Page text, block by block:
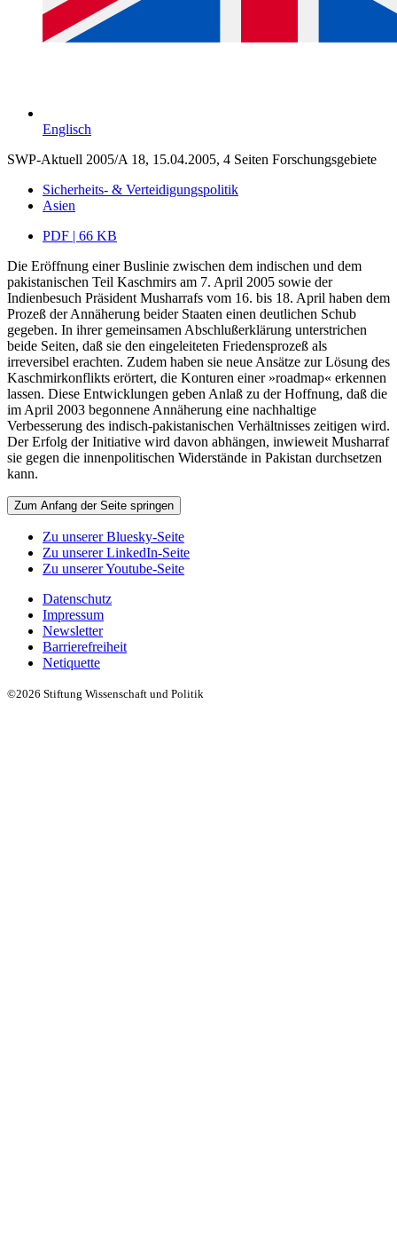
Englisch
SWP-Aktuell 2005/A 18, 15.04.2005, 4 Seiten Forschungsgebiete
Sicherheits- & Verteidigungspolitik
Asien
PDF | 66 KB
Die Eröffnung einer Buslinie zwischen dem indischen und dem
pakistanischen Teil Kaschmirs am 7. April 2005 sowie der
Indienbesuch Präsident Musharrafs vom 16. bis 18. April haben dem
Prozeß der Annäherung beider Staaten einen deutlichen Schub
gegeben. In ihrer gemeinsamen Abschlußerklärung unterstrichen
beide Seiten, daß sie den eingeleiteten Friedensprozeß als
irreversibel erachten. Zudem haben sie neue Ansätze zur Lösung des
Kaschmirkonflikts erörtert, die Konturen einer »roadmap« erkennen
lassen. Diese Entwicklungen geben Anlaß zu der Hoffnung, daß die
im April 2003 begonnene Annäherung eine nachhaltige
Verbesserung des indisch-pakistanischen Verhältnisses zeitigen wird.
Der Erfolg der Initiative wird davon abhängen, inwieweit Musharraf
sie gegen die innenpolitischen Widerstände in Pakistan durchsetzen
kann.
Zum Anfang der Seite springen
Zu unserer Bluesky-Seite
Zu unserer LinkedIn-Seite
Zu unserer Youtube-Seite
Datenschutz
Impressum
Newsletter
Barrierefreiheit
Netiquette
©2026 Stiftung Wissenschaft und Politik